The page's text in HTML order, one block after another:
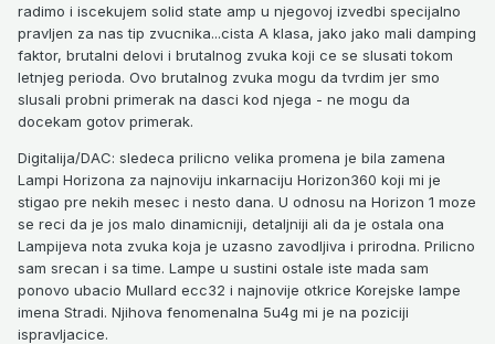
radimo i iscekujem solid state amp u njegovoj izvedbi specijalno
pravljen za nas tip zvucnika...cista A klasa, jako jako mali damping
faktor, brutalni delovi i brutalnog zvuka koji ce se slusati tokom
letnjeg perioda. Ovo brutalnog zvuka mogu da tvrdim jer smo
slusali probni primerak na dasci kod njega - ne mogu da
docekam gotov primerak.
Digitalija/DAC: sledeca prilicno velika promena je bila zamena
Lampi Horizona za najnoviju inkarnaciju Horizon360 koji mi je
stigao pre nekih mesec i nesto dana. U odnosu na Horizon 1 moze
se reci da je jos malo dinamicniji, detaljniji ali da je ostala ona
Lampijeva nota zvuka koja je uzasno zavodljiva i prirodna. Prilicno
sam srecan i sa time. Lampe u sustini ostale iste mada sam
ponovo ubacio Mullard ecc32 i najnovije otkrice Korejske lampe
imena Stradi. Njihova fenomenalna 5u4g mi je na poziciji
ispravljacice.